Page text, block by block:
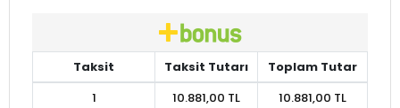
Taksit Taksit Tutarı
Toplam Tutar
1
10.881,00 TL 10.881,00 TL